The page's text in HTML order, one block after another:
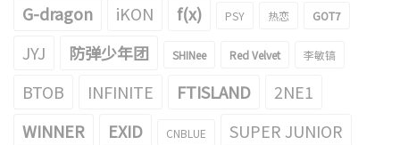
G-dragon iKON f(x) PSY 热恋 GOT7
JYJ 防弹少年团 SHINee Red Velvet 李敏镐
BTOB INFINITE FTISLAND
2NE1
WINNER
EXID CNBLUE SUPER JUNIOR